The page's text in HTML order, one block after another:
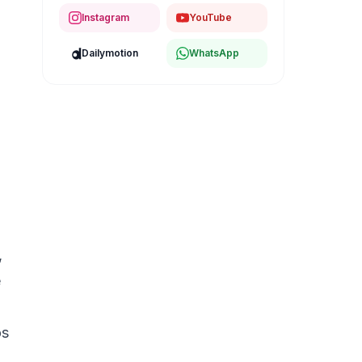
Instagram YouTube
Dailymotion WhatsApp